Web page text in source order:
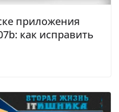
приложения
как исправить